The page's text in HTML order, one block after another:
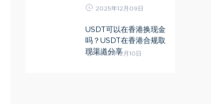
2025年12月09日
USDT可以在香港换现金
吗？USDT在香港合规取
现渠道分享
2025年12月10日